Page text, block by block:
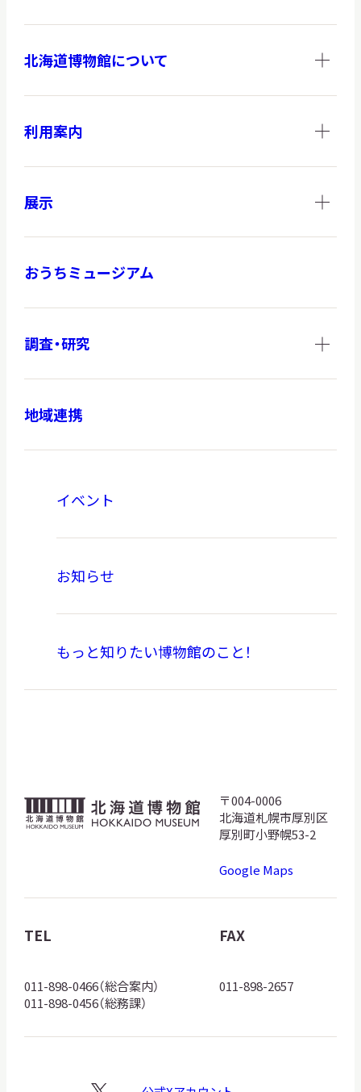
北海道博物館について
利用案内
展示
おうちミュージアム
調査・研究
地域連携
イベント
お知らせ
もっと知りたい博物館のこと！
北
海
物
館
ゴ
〒004-0006
北海道札幌市厚別区
厚別町小野幌53-2
Google Maps
TEL
011-898-0466（総合案内）
011-898-0456（総務課）
FAX
011-898-2657